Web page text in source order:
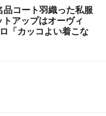
コート羽織った私服
アップはオーヴィ
「カッコよい着こな